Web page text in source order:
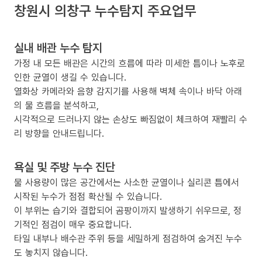
창원시 의창구 누수탐지 주요업무
실내 배관 누수 탐지
가정 내 모든 배관은 시간의 흐름에 따라 미세한 틈이나 노후로
인한 균열이 생길 수 있습니다.
열화상 카메라와 음향 감지기를 사용해 벽체 속이나 바닥 아래
의 물 흐름을 분석하고,
시각적으로 드러나지 않는 손상도 빠짐없이 체크하여 재빨리 수
리 방향을 안내드립니다.
욕실 및 주방 누수 진단
물 사용량이 많은 공간에서는 사소한 균열이나 실리콘 틈에서
시작된 누수가 점점 확산될 수 있습니다.
이 부위는 습기와 결합되어 곰팡이까지 발생하기 쉬우므로, 정
기적인 점검이 매우 중요합니다.
타일 내부나 배수관 주위 등을 세밀하게 점검하여 숨겨진 누수
도 놓치지 않습니다.